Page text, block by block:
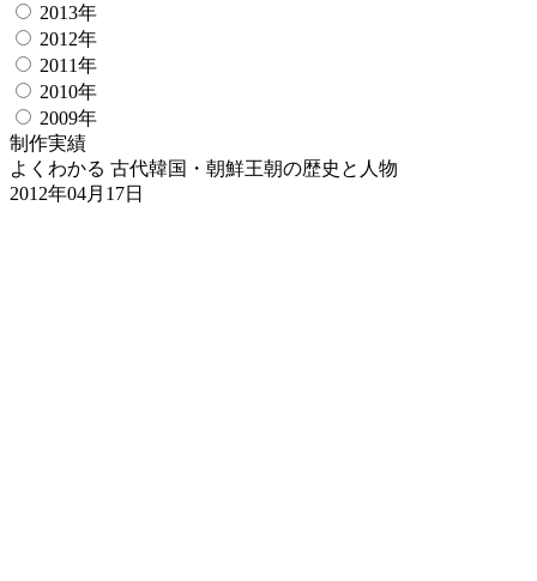
2013年
2012年
2011年
2010年
2009年
制作実績
よくわかる 古代韓国・朝鮮王朝の歴史と人物
2012年04月17日